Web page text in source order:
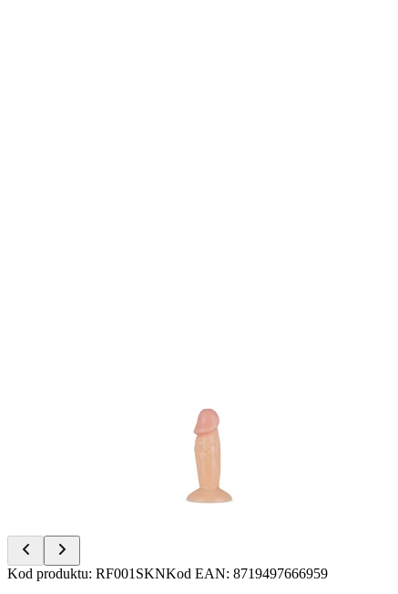
Item
Kod produktu: RF001SKNKod EAN: 8719497666959